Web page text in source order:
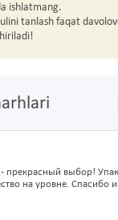
ishlatmang.
tanlash faqat
- прекрасный выбор!
на уровне. Спасибо